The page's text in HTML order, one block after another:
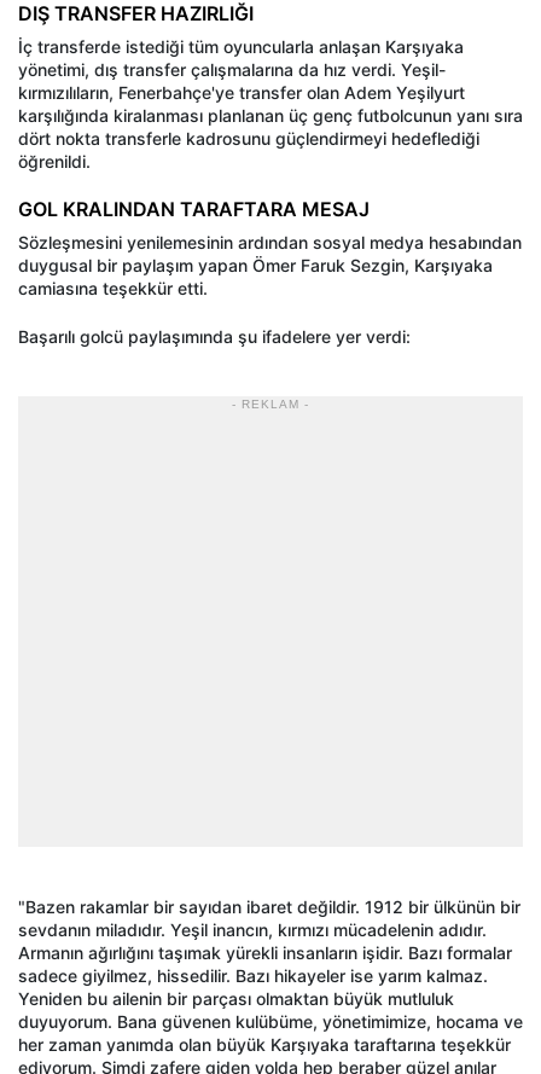
DIŞ TRANSFER HAZIRLIĞI
İç transferde istediği tüm oyuncularla anlaşan Karşıyaka
yönetimi, dış transfer çalışmalarına da hız verdi. Yeşil-
kırmızılıların, Fenerbahçe'ye transfer olan Adem Yeşilyurt
karşılığında kiralanması planlanan üç genç futbolcunun yanı sıra
dört nokta transferle kadrosunu güçlendirmeyi hedeflediği
öğrenildi.
GOL KRALINDAN TARAFTARA MESAJ
Sözleşmesini yenilemesinin ardından sosyal medya hesabından
duygusal bir paylaşım yapan Ömer Faruk Sezgin, Karşıyaka
camiasına teşekkür etti.
Başarılı golcü paylaşımında şu ifadelere yer verdi:
- REKLAM -
"Bazen rakamlar bir sayıdan ibaret değildir. 1912 bir ülkünün bir
sevdanın miladıdır. Yeşil inancın, kırmızı mücadelenin adıdır.
Armanın ağırlığını taşımak yürekli insanların işidir. Bazı formalar
sadece giyilmez, hissedilir. Bazı hikayeler ise yarım kalmaz.
Yeniden bu ailenin bir parçası olmaktan büyük mutluluk
duyuyorum. Bana güvenen kulübüme, yönetimimize, hocama ve
her zaman yanımda olan büyük Karşıyaka taraftarına teşekkür
ediyorum. Şimdi zafere giden yolda hep beraber güzel anılar